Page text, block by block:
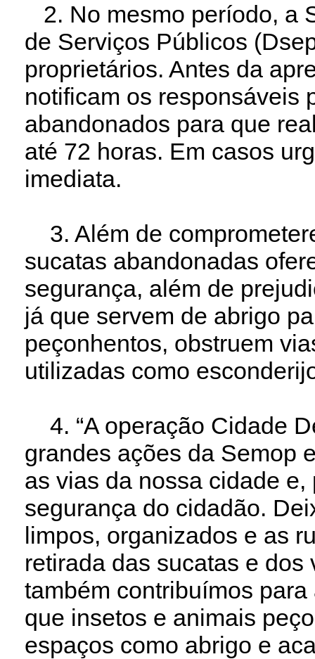
2. No mesmo período, a
de Serviços Públicos
proprietários. Antes da
notificam os responsáveis
abandonados para que
até 72 horas. Em casos
imediata.
3. Além de
sucatas abandonadas
segurança, além de
já que servem de abrigo
peçonhentos, obstruem
utilizadas como
4. “A operação Cidade
grandes ações da Semop
as vias da nossa cidade
segurança do cidadão.
limpos, organizados e as
retirada das sucatas e
também contribuímos
que insetos e animais
espaços como abrigo e